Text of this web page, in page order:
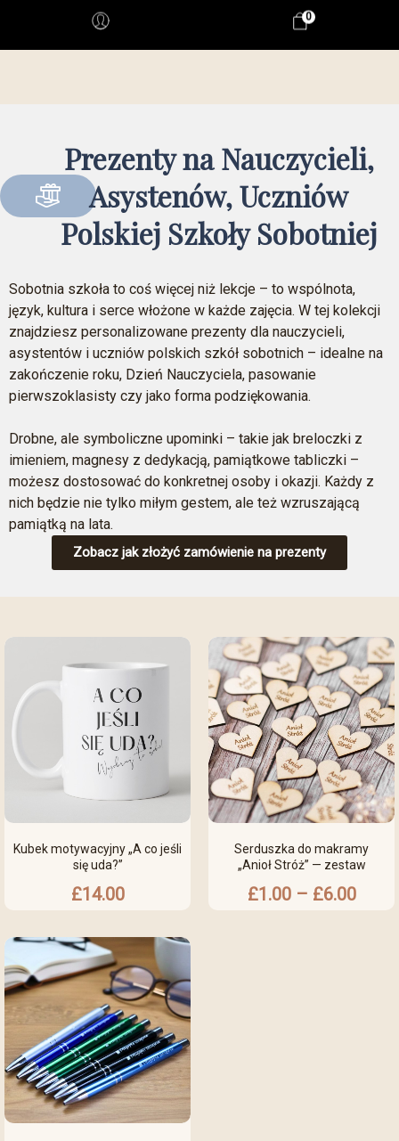
0
Prezenty na Nauczycieli,
Asystenów, Uczniów
Polskiej Szkoły Sobotniej
Sobotnia szkoła to coś więcej niż lekcje – to wspólnota,
język, kultura i serce włożone w każde zajęcia. W tej kolekcji
znajdziesz personalizowane prezenty dla nauczycieli,
asystentów i uczniów polskich szkół sobotnich – idealne na
zakończenie roku, Dzień Nauczyciela, pasowanie
pierwszoklasisty czy jako forma podziękowania.
Drobne, ale symboliczne upominki – takie jak breloczki z
imieniem, magnesy z dedykacją, pamiątkowe tabliczki –
możesz dostosować do konkretnej osoby i okazji. Każdy z
nich będzie nie tylko miłym gestem, ale też wzruszającą
pamiątką na lata.
Zobacz jak złożyć zamówienie na prezenty
Kubek motywacyjny „A co jeśli
się uda?”
£14.00
Serduszka do makramy
„Anioł Stróż” — zestaw
£1.00 – £6.00